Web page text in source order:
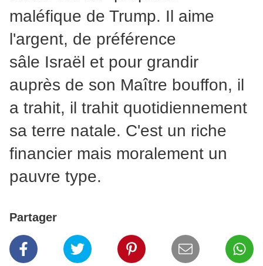
maléfique de Trump. Il aime
l'argent, de préférence
sâle Israël et pour grandir
auprès de son Maître bouffon, il
a trahit, il trahit quotidiennement
sa terre natale. C'est un riche
financier mais moralement un
pauvre type.
Partager